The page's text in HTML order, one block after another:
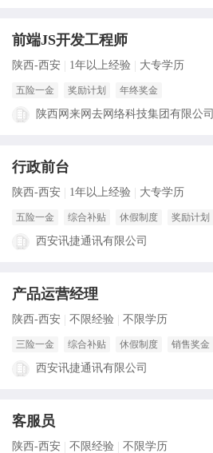
前端JS开发工程师
陕西-西安 1年以上经验 大专学历
五险一金 奖励计划 年终奖金
陕西网来网去网络科技集团有限公司
行政前台
陕西-西安 1年以上经验 大专学历
五险一金 综合补贴 休假制度 奖励计划
西安讯捷通讯有限公司
产品运营经理
陕西-西安 不限经验 不限学历
三险一金 综合补贴 休假制度 销售奖金
西安讯捷通讯有限公司
客服员
陕西-西安 不限经验 不限学历